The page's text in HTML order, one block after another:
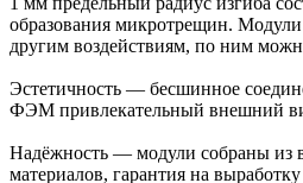
образования микротрещин.
другим воздействиям, по ним
Эстетичность — бесшинное
ФЭМ привлекательный внешний
Надёжность — модули собраны из
материалов, гарантия на выработку